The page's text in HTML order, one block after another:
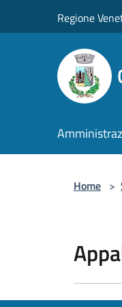
Regione
Home >